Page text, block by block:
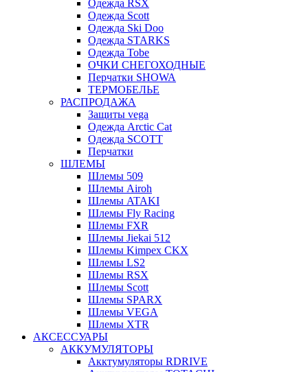
Одежда RSX
Одежда Scott
Одежда Ski Doo
Одежда STARKS
Одежда Tobe
ОЧКИ СНЕГОХОДНЫЕ
Перчатки SHOWA
ТЕРМОБЕЛЬЕ
РАСПРОДАЖА
Защиты vega
Одежда Arctic Cat
Одежда SCOTT
Перчатки
ШЛЕМЫ
Шлемы 509
Шлемы Airoh
Шлемы ATAKI
Шлемы Fly Racing
Шлемы FXR
Шлемы Jiekai 512
Шлемы Kimpex CKX
Шлемы LS2
Шлемы RSX
Шлемы Scott
Шлемы SPARX
Шлемы VEGA
Шлемы XTR
АКСЕССУАРЫ
АККУМУЛЯТОРЫ
Акктумуляторы RDRIVE